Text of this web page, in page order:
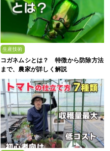
生産技術
コガネムシとは？ 特徴から防除方法
まで、農家が詳しく解説